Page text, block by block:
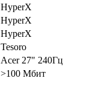
HyperX
HyperX
HyperX
Tesoro
Acer 27" 240Гц
>100 Мбит